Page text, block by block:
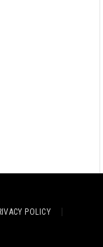
POLICY